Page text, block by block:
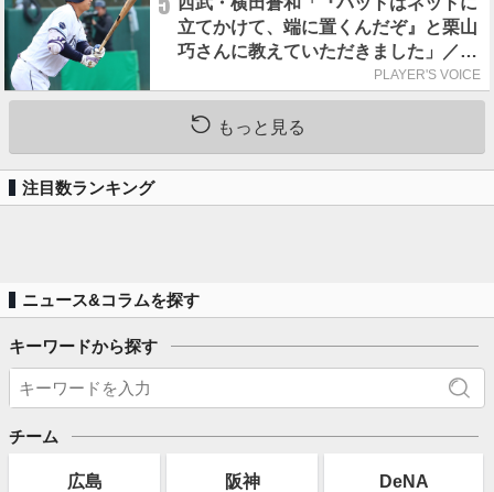
立てかけて、端に置くんだぞ』と栗山
巧さんに教えていただきました」／憧
PLAYER'S VOICE
もっと見る
注目数ランキング
ニュース&コラムを探す
キーワードから探す
チーム
広島 阪神 DeNA